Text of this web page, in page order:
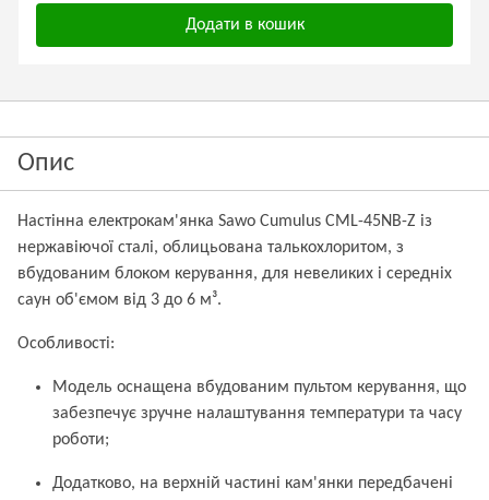
Додати в кошик
Опис
Настінна електрокам'янка Sawo Cumulus CML-45NB-Z із
нержавіючої сталі, облицьована талькохлоритом, з
вбудованим блоком керування, для невеликих і середніх
саун об'ємом від 3 до 6 м³.
Особливості:
Модель оснащена вбудованим пультом керування, що
забезпечує зручне налаштування температури та часу
роботи;
Додатково, на верхній частині кам'янки передбачені